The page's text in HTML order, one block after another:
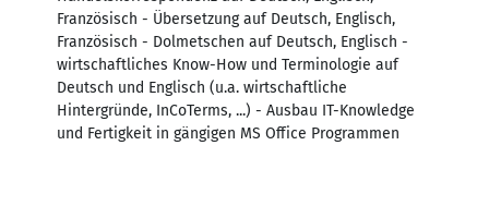
Französisch - Übersetzung auf Deutsch, Englisch,
Französisch - Dolmetschen auf Deutsch, Englisch -
wirtschaftliches Know-How und Terminologie auf
Deutsch und Englisch (u.a. wirtschaftliche
Hintergründe, InCoTerms, ...) - Ausbau IT-Knowledge
und Fertigkeit in gängigen MS Office Programmen